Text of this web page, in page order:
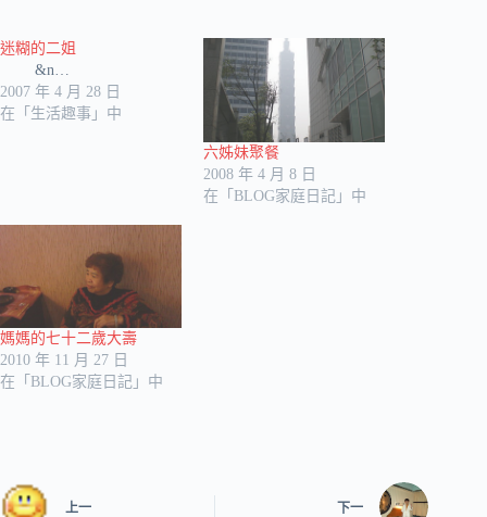
迷糊的二姐
&n…
2007 年 4 月 28 日
在「生活趣事」中
六姊妹聚餐
2008 年 4 月 8 日
在「BLOG家庭日記」中
媽媽的七十二歲大壽
2010 年 11 月 27 日
在「BLOG家庭日記」中
上一 下一